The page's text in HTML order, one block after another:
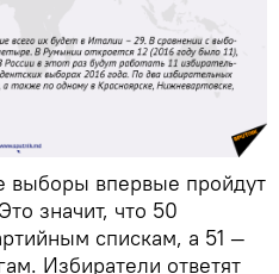
выборы впервые пройдут
значит, что 50
спискам, а 51 —
Избиратели ответят